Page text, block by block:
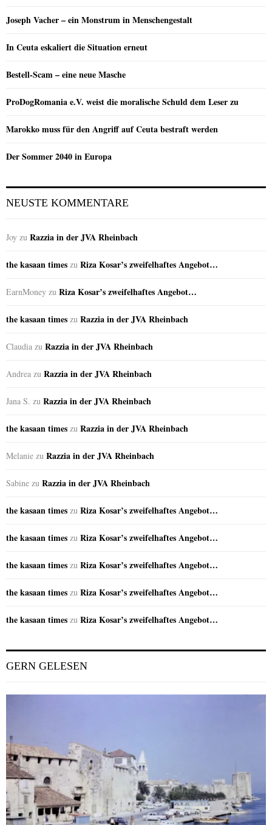
Joseph Vacher – ein Monstrum in Menschengestalt
In Ceuta eskaliert die Situation erneut
Bestell-Scam – eine neue Masche
ProDogRomania e.V. weist die moralische Schuld dem Leser zu
Marokko muss für den Angriff auf Ceuta bestraft werden
Der Sommer 2040 in Europa
NEUSTE KOMMENTARE
Joy zu Razzia in der JVA Rheinbach
the kasaan times zu Riza Kosar’s zweifelhaftes Angebot…
EarnMoney zu Riza Kosar’s zweifelhaftes Angebot…
the kasaan times zu Razzia in der JVA Rheinbach
Claudia zu Razzia in der JVA Rheinbach
Andrea zu Razzia in der JVA Rheinbach
Jana S. zu Razzia in der JVA Rheinbach
the kasaan times zu Razzia in der JVA Rheinbach
Melanie zu Razzia in der JVA Rheinbach
Sabine zu Razzia in der JVA Rheinbach
the kasaan times zu Riza Kosar’s zweifelhaftes Angebot…
the kasaan times zu Riza Kosar’s zweifelhaftes Angebot…
the kasaan times zu Riza Kosar’s zweifelhaftes Angebot…
the kasaan times zu Riza Kosar’s zweifelhaftes Angebot…
the kasaan times zu Riza Kosar’s zweifelhaftes Angebot…
GERN GELESEN